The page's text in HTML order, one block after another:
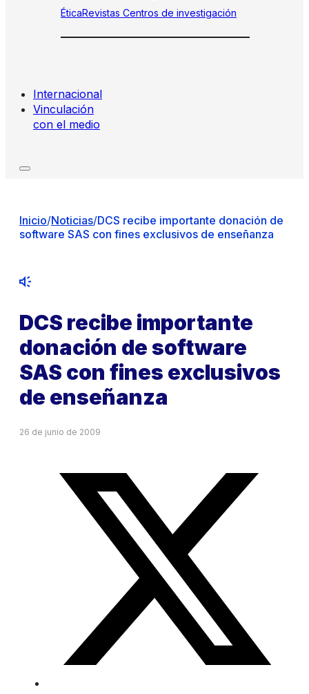
ÉticaRevistas Centros de investigación
Internacional
Vinculación
con el medio
Inicio/Noticias/DCS recibe importante donación de
software SAS con fines exclusivos de enseñanza
DCS recibe importante
donación de software
SAS con fines exclusivos
de enseñanza
26 de junio de 2009